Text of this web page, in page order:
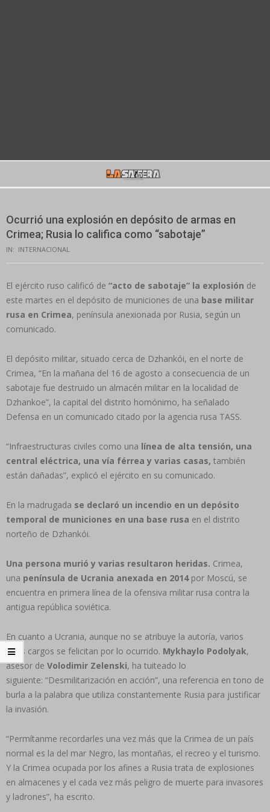
Ocurrió una explosión en depósito de armas en
Crimea; Rusia lo califica como “sabotaje”
IN: INTERNACIONAL
El ejército ruso calificó de “acto de sabotaje” la explosión de
este martes en el depósito de municiones de una base militar
rusa en Crimea, península anexionada por Rusia, según un
comunicado.
El depósito militar, situado cerca de Dzhankói, en el norte de
Crimea, “En la mañana del 16 de agosto a consecuencia de un
sabotaje fue destruido un almacén militar en la localidad de
Dzhankoe”, la capital del distrito homónimo, ha señalado
Defensa en un comunicado citado por la agencia rusa TASS.
“Infraestructuras civiles como una línea de alta tensión, una
central eléctrica, una vía férrea y varias casas, también
están dañadas”, explicó el ejército en su comunicado.
En la madrugada se declaró un incendio en un depósito
temporal de municiones en una base rusa en el distrito
norteño de Dzhankói.
Una persona murió y varias resultaron heridas. Crimea,
una península de Ucrania anexada en 2014por Moscú, se
encuentra en primera línea de la ofensiva militar rusa contra la
antigua república soviética.
En cuanto a Ucrania, aunque no se atribuye la autoría, varios
altos cargos se felicitan por lo ocurrido. Mykhaylo Podolyak,
asesor de Volodimir Zelenski, ha tuiteado lo
siguiente: “Desmilitarización en acción”, una referencia en tono de
burla a la palabra que utiliza constantemente Rusia para justificar
la invasión.
“Permítanme recordarles una vez más que la Crimea de un país
normal es la del mar Negro, las montañas, el recreo y el turismo.
Y la Crimea ocupada por los afines a Rusia trata de explosiones
en almacenes y el cada vez más peligro de muerte para invasores
y ladrones”, ha escrito.